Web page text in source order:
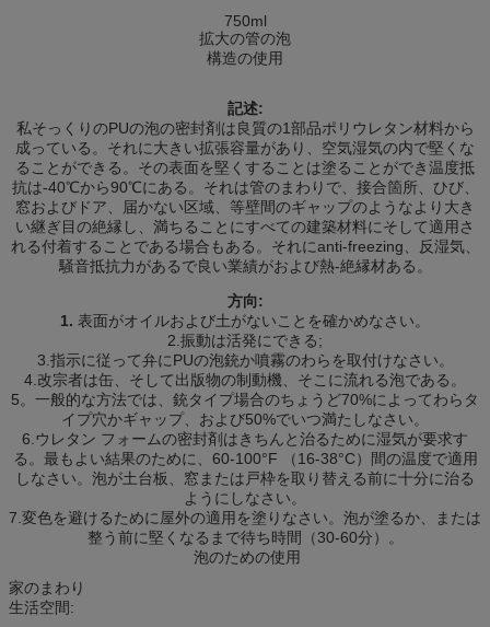
750ml
拡大の管の泡
構造の使用
記述:
私そっくりのPUの泡の密封剤は良質の1部品ポリウレタン材料から
成っている。それに大きい拡張容量があり、空気湿気の内で堅くな
ることができる。その表面を堅くすることは塗ることができ温度抵
抗は-40℃から90℃にある。それは管のまわりで、接合箇所、ひび、
窓およびドア、届かない区域、等壁間のギャップのようなより大き
い継ぎ目の絶縁し、満ちることにすべての建築材料にそして適用さ
れる付着することである場合もある。それにanti-freezing、反湿気、
騒音抵抗力があるで良い業績がおよび熱-絶縁材ある。
方向:
1. 表面がオイルおよび土がないことを確かめなさい。
2.振動は活発にできる;
3.指示に従って弁にPUの泡銃か噴霧のわらを取付けなさい。
4.改宗者は缶、そして出版物の制動機、そこに流れる泡である。
5。一般的な方法では、銃タイプ場合のちょうど70%によってわらタ
イプ穴かギャップ、および50%でいつ満たしなさい。
6.ウレタン フォームの密封剤はきちんと治るために湿気が要求す
る。最もよい結果のために、60-100°F （16-38°C）間の温度で適用
しなさい。泡が土台板、窓または戸枠を取り替える前に十分に治る
ようにしなさい。
7.変色を避けるために屋外の適用を塗りなさい。泡が塗るか、または
整う前に堅くなるまで待ち時間（30-60分）。
泡のための使用
家のまわり
生活空間: